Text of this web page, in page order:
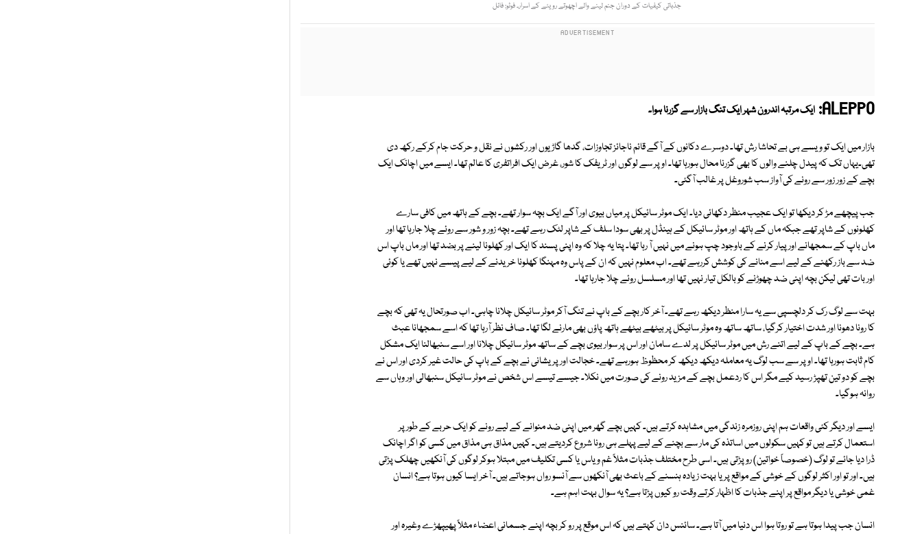
جذباتی کیفیات کے دوران جنم لینے والے اچھوتے رویئے کے اسرار۔ فوٹو: فائل
ALEPPO: ایک مرتبہ اندرون شہر ایک تنگ بازار سے گزرنا ہوا۔
بازار میں ایک تو ویسے ہی بے تحاشا رش تھا۔ دوسرے دکانوں کے آگے قائم ناجائز تجاوزات، گدھا گاڑیوں اور رکشوں نے نقل و حرکت جام کرکے رکھ دی
تھی۔یہاں تک کہ پیدل چلنے والوں کا بھی گزرنا محال ہورہا تھا۔ اوپر سے لوگوں اور ٹریفک کا شور، غرض ایک افراتفری کا عالم تھا۔ ایسے میں اچانک ایک
بچے کے زور زور سے رونے کی آواز سب شوروغل پر غالب آگئی۔
جب پیچھے مڑ کر دیکھا تو ایک عجیب منظر دکھائی دیا۔ ایک موٹر سائیکل پر میاں بیوی اور آگے ایک بچہ سوار تھے۔ بچے کے ہاتھ میں کافی سارے
کھلونوں کے شاپر تھے جبکہ ماں کے ہاتھ اور موٹر سائیکل کے ہینڈل پر بھی سودا سلف کے شاپر لٹک رہے تھے۔ بچہ زور و شور سے روئے چلا جارہا تھا اور
ماں باپ کے سمجھانے اور پیار کرنے کے باوجود چپ ہونے میں نہیں آ رہا تھا۔ پتا یہ چلا کہ وہ اپنی پسند کا ایک اور کھلونا لینے پر بضد تھا اور ماں باپ اس
ضد سے باز رکھنے کے لیے اسے منانے کی کوشش کررہے تھے۔ اب معلوم نہیں کہ ان کے پاس وہ مہنگا کھلونا خریدنے کے لیے پیسے نہیں تھے یا کوئی
اور بات تھی لیکن بچہ اپنی ضد چھوڑنے کو بالکل تیار نہیں تھا اور مسلسل روئے چلا جارہا تھا۔
بہت سے لوگ رک کر دلچسپی سے یہ سارا منظر دیکھ رہے تھے۔ آخر کار بچے کے باپ نے تنگ آکر موٹر سائیکل چلانا چاہی۔ اب صورتحال یہ تھی کہ بچے
کا رونا دھونا اور شدت اختیار کرگیا، ساتھ ساتھ وہ موٹر سائیکل پر بیٹھے بیٹھے ہاتھ پاؤں بھی مارنے لگا تھا۔ صاف نظر آرہا تھا کہ اسے سمجھانا عبث
ہے۔ بچے کے باپ کے لیے اتنے رش میں موٹر سائیکل پر لدے سامان اور اس پر سوار بیوی بچے کے ساتھ موٹر سائیکل چلانا اور اسے سنبھالنا ایک مشکل
کام ثابت ہورہا تھا۔ اوپر سے سب لوگ یہ معاملہ دیکھ دیکھ کر محظوظ ہورہے تھے۔ خجالت اور پریشانی نے بچے کے باپ کی حالت غیر کردی اور اس نے
بچے کو دو تین تھپڑ رسید کیے مگر اس کا ردعمل بچے کے مزید رونے کی صورت میں نکلا۔ جیسے تیسے اس شخص نے موٹر سائیکل سنبھالی اور وہاں سے
روانہ ہوگیا۔
ایسے اور دیگر کئی واقعات ہم اپنی روزمرہ زندگی میں مشاہدہ کرتے ہیں۔ کہیں بچے گھر میں اپنی ضد منوانے کے لیے رونے کو ایک حربے کے طور پر
استعمال کرتے ہیں تو کہیں سکولوں میں اساتذہ کی مار سے بچنے کے لیے پہلے ہی رونا شروع کردیتے ہیں۔ کہیں مذاق ہی مذاق میں کسی کو اگر اچانک
ڈرا دیا جائے تو لوگ (خصوصاً خواتین) روپڑتی ہیں۔ اسی طرح مختلف جذبات مثلاً غم و یاس یا کسی تکلیف میں مبتلا ہوکر لوگوں کی آنکھیں چھلک پڑتی
ہیں۔ اور تو اور اکثر لوگوں کے خوشی کے مواقع پر یا بہت زیادہ ہنسنے کے باعث بھی آنکھوں سے آنسو رواں ہوجاتے ہیں۔ آخر ایسا کیوں ہوتا ہے؟ انسان
غمی خوشی یا دیگر مواقع پر اپنے جذبات کا اظہار کرتے وقت رو کیوں پڑتا ہے؟ یہ سوال بہت اہم ہے۔
انسان جب پیدا ہوتا ہے تو روتا ہوا اس دنیا میں آتا ہے۔ سائنس دان کہتے ہیں کہ اس موقع پر رو کر بچہ اپنے جسمانی اعضاء مثلاً پھیپھڑے وغیرہ اور